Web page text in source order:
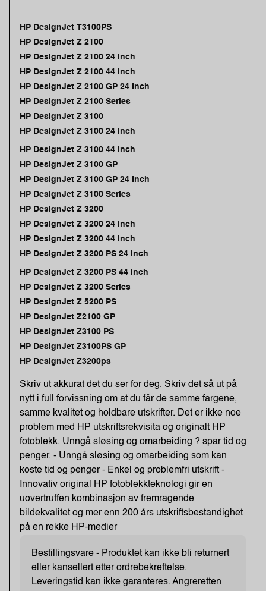
HP DesignJet T3100PS
HP DesignJet Z 2100
HP DesignJet Z 2100 24 Inch
HP DesignJet Z 2100 44 Inch
HP DesignJet Z 2100 GP 24 Inch
HP DesignJet Z 2100 Series
HP DesignJet Z 3100
HP DesignJet Z 3100 24 Inch
HP DesignJet Z 3100 44 Inch
HP DesignJet Z 3100 GP
HP DesignJet Z 3100 GP 24 Inch
HP DesignJet Z 3100 Series
HP DesignJet Z 3200
HP DesignJet Z 3200 24 Inch
HP DesignJet Z 3200 44 Inch
HP DesignJet Z 3200 PS 24 Inch
HP DesignJet Z 3200 PS 44 Inch
HP DesignJet Z 3200 Series
HP DesignJet Z 5200 PS
HP DesignJet Z2100 GP
HP DesignJet Z3100 PS
HP DesignJet Z3100PS GP
HP DesignJet Z3200ps
Skriv ut akkurat det du ser for deg. Skriv det så ut på
nytt i full forvissning om at du får de samme fargene,
samme kvalitet og holdbare utskrifter. Det er ikke noe
problem med HP utskriftsrekvisita og originalt HP
fotoblekk. Unngå sløsing og omarbeiding ? spar tid og
penger. - Unngå sløsing og omarbeiding som kan
koste tid og penger - Enkel og problemfri utskrift -
Innovativ original HP fotoblekkteknologi gir en
uovertruffen kombinasjon av fremragende
bildekvalitet og mer enn 200 års utskriftsbestandighet
på en rekke HP-medier
Bestillingsvare - Produktet kan ikke bli returnert
eller kansellert etter ordrebekreftelse.
Leveringstid kan ikke garanteres. Angreretten